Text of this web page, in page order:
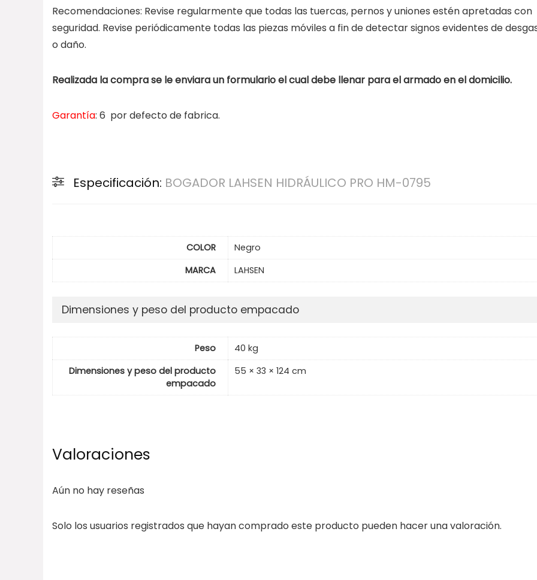
Recomendaciones: Revise regularmente que todas las tuercas, pernos y uniones estén apretadas con
seguridad. Revise periódicamente todas las piezas móviles a fin de detectar signos evidentes de
o daño.
Realizada la compra se le enviara un formulario el cual debe llenar para el armado en el domicilio.
Garantía: 6 por defecto de fabrica.
Especificación: BOGADOR LAHSEN HIDRÁULICO PRO HM-0795
COLOR
Negro
MARCA
LAHSEN
Dimensiones y peso del producto empacado
Peso
40 kg
Dimensiones y peso del producto
empacado
55 × 33 × 124 cm
Valoraciones
Aún no hay reseñas
Solo los usuarios registrados que hayan comprado este producto pueden hacer una valoración.